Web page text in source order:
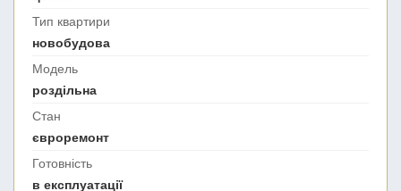
Тип квартири
новобудова
Модель
роздільна
Стан
євроремонт
Готовність
в експлуатації